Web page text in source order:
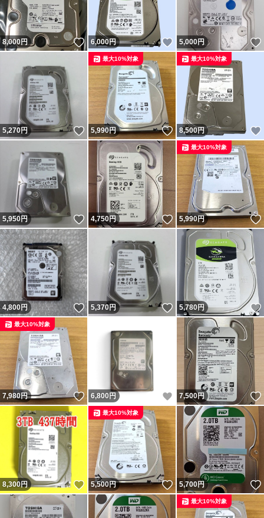
8,000円 いいね！
6,000円 いいね！
5,000円
5,270円 いいね！
5,990円 いいね！
最大10%対象
8,500円
最大10%対象
5,950円 いいね！
4,750円 いいね！
5,990円
最大10%対象
4,800円 いいね！
5,370円 いいね！
5,780円
7,980円 いいね！
最大10%対象
6,800 円 いいね！
7,500円
8,300円 いいね！
5,500円 いいね！
最大10%対象
5,700円
最大10%対象